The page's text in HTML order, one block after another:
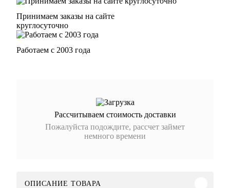
Принимаем заказы на сайте
круглосуточно
Работаем с 2003 года
Рассчитываем стоимость доставки
Пожалуйста подождите, рассчет займет
немного времени
ОПИСАНИЕ ТОВАРА